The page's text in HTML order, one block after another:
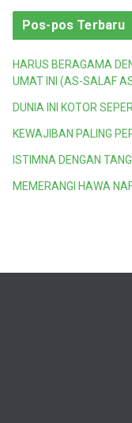
t
o
i
Pos-pos Terbaru
HARUS BERAGAMA
UMAT INI (AS-SALAF
DUNIA INI KOTOR
KEWAJIBAN PALING
ISTIMNA DENGAN
MEMERANGI HAWA